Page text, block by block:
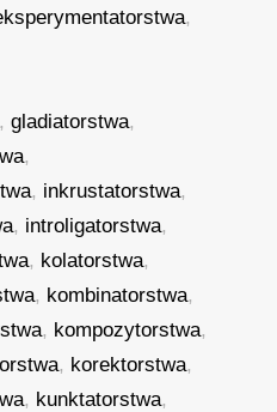
,
,gladiatorstwa,
,
, inkrustatorstwa,
, introligatorstwa,
, kolatorstwa,
, kombinatorstwa,
, kompozytorstwa,
, korektorstwa,
, kunktatorstwa,